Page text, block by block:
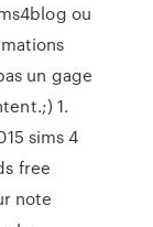
ou
un gage
1.
sims 4
free
note